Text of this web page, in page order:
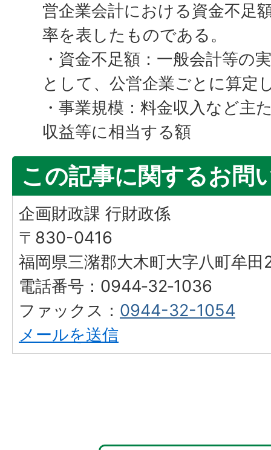
営企業会計における資金不足
率を表したものである。
・資金不足額：一般会計等の
として、公営企業ごとに算定
・事業規模：料金収入など主
収益等に相当する額
この記事に関するお問
企画財政課 行財政係
〒830-0416
福岡県三潴郡大木町大字八町牟
電話番号：0944‐32‐1036
ファックス： 0944-32-1054
メールを送信